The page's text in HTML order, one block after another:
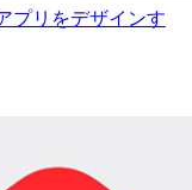
プリをデザインす